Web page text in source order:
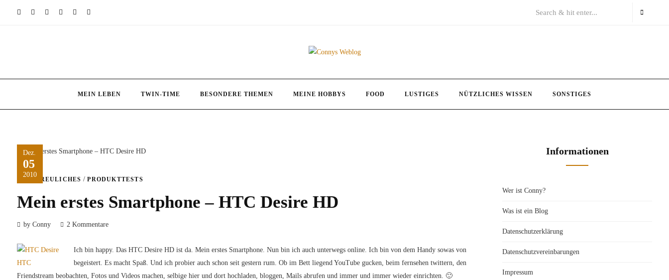
MEIN LEBEN TWIN-TIME BESONDERE THEMEN MEINE HOBBYS FOOD LUSTIGES NÜTZLICHES WISSEN SONSTIGES
Dez.
05
2010
ERFREULICHES /PRODUKTTESTS
Mein erstes Smartphone – HTC Desire HD
by Conny 2 Kommentare
Ich bin happy. Das HTC Desire HD ist da. Mein erstes Smartphone. Nun bin ich auch unterwegs online. Ich bin von dem Handy sowas von
begeistert. Es macht Spaß. Und ich probier auch schon seit gestern rum. Ob im Bett liegend YouTube gucken, beim fernsehen twittern, den
Friendstream beobachten, Fotos und Videos machen, selbige hier und dort hochladen, bloggen, Mails abrufen und immer und immer wieder einrichten. 🙂
Informationen
Wer ist Conny?
Was ist ein Blog
Datenschutzerklärung
Datenschutzvereinbarungen
Impressum